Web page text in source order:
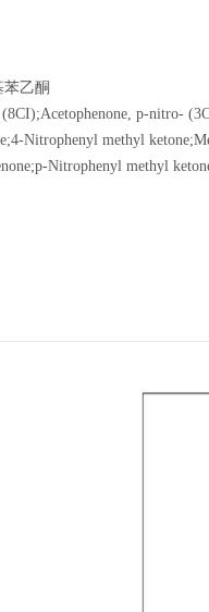
乙酮
p-nitro-
Nitrophenyl methyl
Nitrophenyl methyl